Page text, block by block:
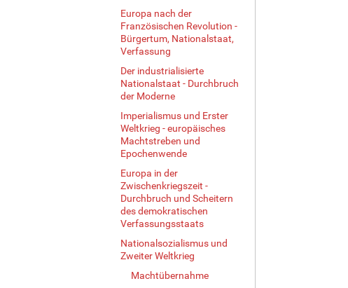
Europa nach der
Französischen Revolution -
Bürgertum, Nationalstaat,
Verfassung
Der industrialisierte
Nationalstaat - Durchbruch
der Moderne
Imperialismus und Erster
Weltkrieg - europäisches
Machtstreben und
Epochenwende
Europa in der
Zwischenkriegszeit -
Durchbruch und Scheitern
des demokratischen
Verfassungsstaats
Nationalsozialismus und
Zweiter Weltkrieg
Machtübernahme